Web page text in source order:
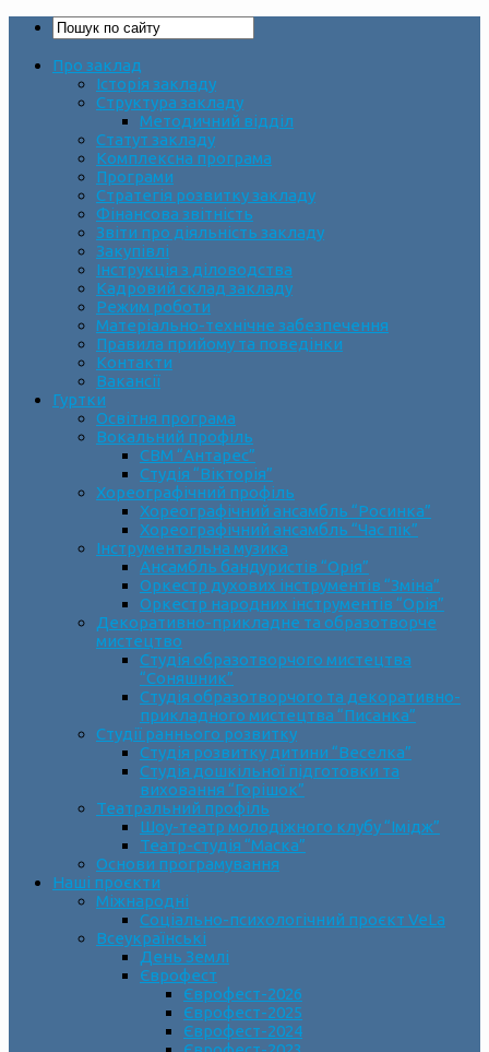
Про заклад
Історія закладу
Структура закладу
Методичний відділ
Статут закладу
Комплексна програма
Програми
Стратегія розвитку закладу
Фінансова звітність
Звіти про діяльність закладу
Закупівлі
Інструкція з діловодства
Кадровий склад закладу
Режим роботи
Матеріально-технічне забезпечення
Правила прийому та поведінки
Контакти
Вакансії
Гуртки
Освітня програма
Вокальний профіль
СВМ “Антарес”
Студія “Вікторія”
Хореографічний профіль
Хореографічний ансамбль “Росинка”
Хореографічний ансамбль “Час пік”
Інструментальна музика
Ансамбль бандуристів “Орія”
Оркестр духових інструментів “Зміна”
Оркестр народних інструментів “Орія”
Декоративно-прикладне та образотворче
мистецтво
Cтудія образотворчого мистецтва
“Соняшник”
Студія образотворчого та декоративно-
прикладного мистецтва “Писанка”
Студії раннього розвитку
Студія розвитку дитини “Веселка”
Студія дошкільної підготовки та
виховання “Горішок”
Театральний профіль
Шоу-театр молодіжного клубу “Імідж”
Театр-студія “Маска”
Основи програмування
Наші проєкти
Міжнародні
Соціально-психологічний проєкт VeLa
Всеукраїнські
День Землі
Єврофест
Єврофест-2026
Єврофест-2025
Єврофест-2024